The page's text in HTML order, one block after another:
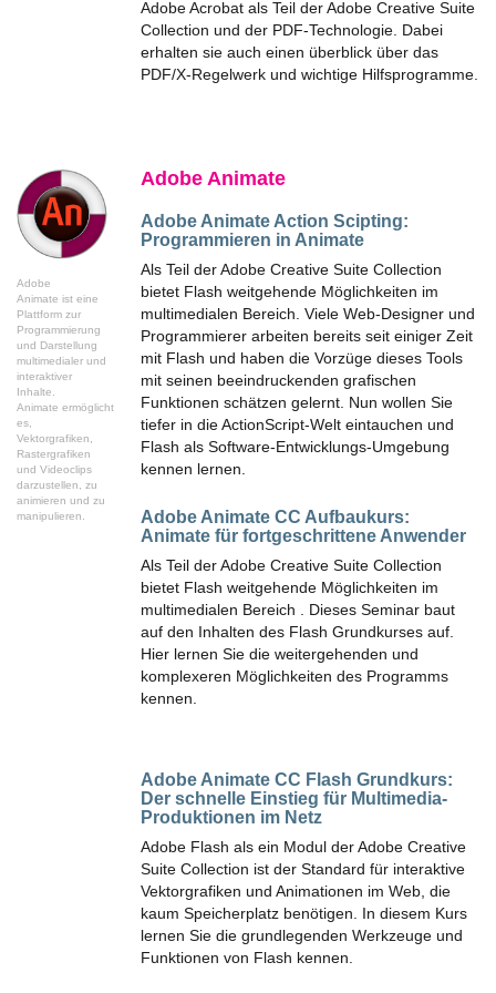
Adobe Acrobat als Teil der Adobe Creative Suite
Collection und der PDF-Technologie. Dabei
erhalten sie auch einen überblick über das
PDF/X-Regelwerk und wichtige Hilfsprogramme.
Adobe
Animate ist eine
Plattform zur
Programmierung
und Darstellung
multimedialer und
interaktiver
Inhalte.
Animate ermöglicht
es,
Vektorgrafiken,
Rastergrafiken
und Videoclips
darzustellen, zu
animieren und zu
manipulieren.
Adobe Animate
Adobe Animate Action Scipting:
Programmieren in Animate
Als Teil der Adobe Creative Suite Collection
bietet Flash weitgehende Möglichkeiten im
multimedialen Bereich. Viele Web-Designer und
Programmierer arbeiten bereits seit einiger Zeit
mit Flash und haben die Vorzüge dieses Tools
mit seinen beeindruckenden grafischen
Funktionen schätzen gelernt. Nun wollen Sie
tiefer in die ActionScript-Welt eintauchen und
Flash als Software-Entwicklungs-Umgebung
kennen lernen.
Adobe Animate CC Aufbaukurs:
Animate für fortgeschrittene Anwender
Als Teil der Adobe Creative Suite Collection
bietet Flash weitgehende Möglichkeiten im
multimedialen Bereich . Dieses Seminar baut
auf den Inhalten des Flash Grundkurses auf.
Hier lernen Sie die weitergehenden und
komplexeren Möglichkeiten des Programms
kennen.
Adobe Animate CC Flash Grundkurs:
Der schnelle Einstieg für Multimedia-
Produktionen im Netz
Adobe Flash als ein Modul der Adobe Creative
Suite Collection ist der Standard für interaktive
Vektorgrafiken und Animationen im Web, die
kaum Speicherplatz benötigen. In diesem Kurs
lernen Sie die grundlegenden Werkzeuge und
Funktionen von Flash kennen.